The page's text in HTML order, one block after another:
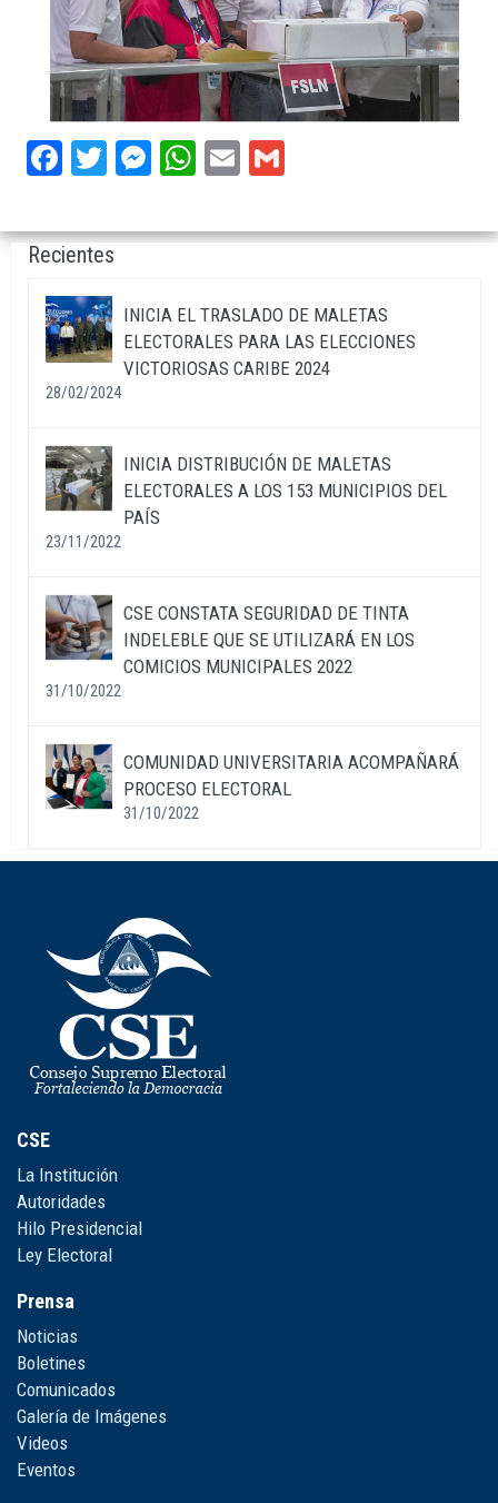
Facebook
TwitterMessenger
WhatsApp
Email
Recientes
INICIA EL TRASLADO DE MALETAS
ELECTORALES PARA LAS ELECCIONES
VICTORIOSAS CARIBE 2024
28/02/2024
INICIA DISTRIBUCIÓN DE MALETAS
ELECTORALES A LOS 153 MUNICIPIOS DEL
PAÍS
23/11/2022
CSE CONSTATA SEGURIDAD DE TINTA
INDELEBLE QUE SE UTILIZARÁ EN LOS
COMICIOS MUNICIPALES 2022
31/10/2022
COMUNIDAD UNIVERSITARIA ACOMPAÑARÁ
PROCESO ELECTORAL
31/10/2022
CSE
La Institución
Autoridades
Hilo Presidencial
Ley Electoral
Prensa
Noticias
Boletines
Comunicados
Galería de Imágenes
Videos
Eventos